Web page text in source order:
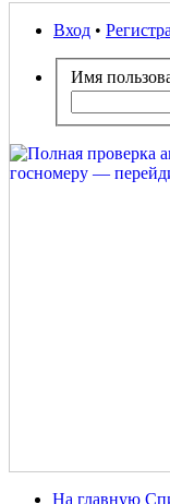
Вход •
Имя
На главную